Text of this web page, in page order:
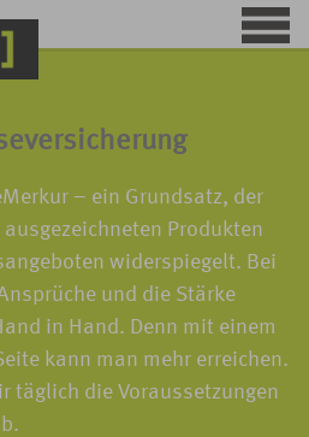
– ein Grundsatz, der
Produkten
widerspiegelt. Bei
und die Stärke
in Hand. Denn mit einem
kann man mehr erreichen.
täglich die Voraussetzungen